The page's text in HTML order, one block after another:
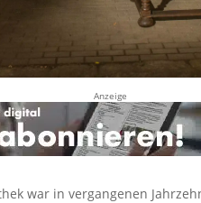
Anzeige
war in vergangenen